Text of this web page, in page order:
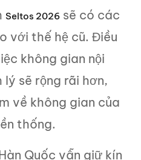
Seltos 2026 sẽ có các
với thế hệ cũ. Điều
không gian nội
sẽ rộng rãi hơn,
về không gian của
thống.
Quốc vẫn giữ kín